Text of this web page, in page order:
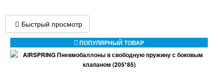
Быстрый просмотр
ПОПУЛЯРНЫЙ ТОВАР